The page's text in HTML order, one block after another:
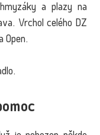
a plazy na
Vrchol celého DZ
Open.